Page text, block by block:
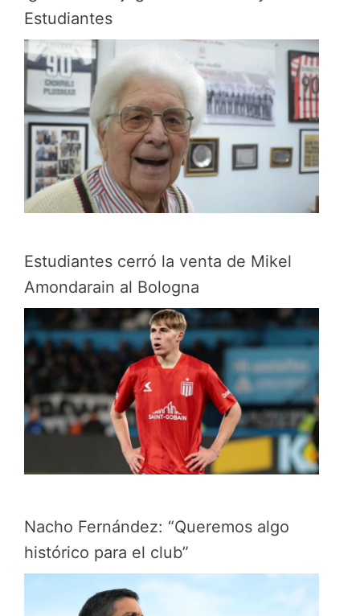
Estudiantes
Estudiantes cerró la venta de Mikel
Amondarain al Bologna
Nacho Fernández: “Queremos algo
histórico para el club”